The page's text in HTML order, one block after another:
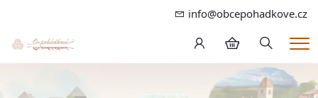
info@obcepohadkove.cz
Hledání